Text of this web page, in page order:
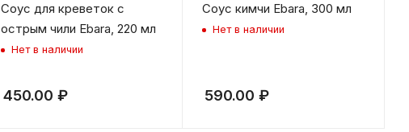
Соус для креветок с
острым чили Ebara, 220 мл
Нет в наличии
450.00 ₽
Соус кимчи Ebara, 300 мл
Нет в наличии
590.00 ₽